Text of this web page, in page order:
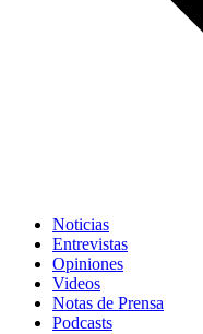
Noticias
Entrevistas
Opiniones
Videos
Notas de Prensa
Podcasts